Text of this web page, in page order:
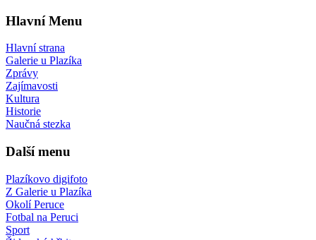
Hlavní Menu
Hlavní strana
Galerie u Plazíka
Zprávy
Zajímavosti
Kultura
Historie
Naučná stezka
Další menu
Plazíkovo digifoto
Z Galerie u Plazíka
Okolí Peruce
Fotbal na Peruci
Sport